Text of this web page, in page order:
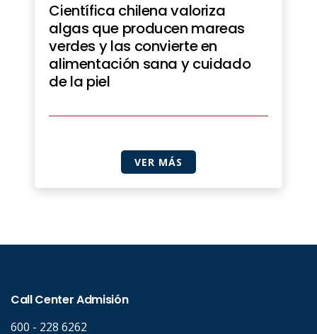
Científica chilena valoriza
algas que producen mareas
verdes y las convierte en
alimentación sana y cuidado
de la piel
VER MÁS